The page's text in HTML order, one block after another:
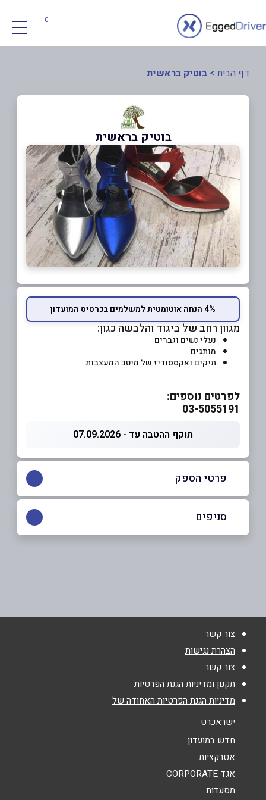
0
דף הבית > בוטיק בראשית
בוטיק בראשית
4% הנחה אוטומטית למשלמים בכרטיס המועדון
מגוון רחב של ביגוד והלבשה כגון:
נעלי נשים וגברים
מותגים
תיקים ואקססוריז של מיטב המעצבות
לפרטים נוספים:
03-5055191
תוקף ההטבה עד - 07.09.2026
פרטי הספק
בפייסבוק
טלפון*
אימייל
אנא חזרו אלי בקשר ל...
הודעה
סניפים
צור קשר
הצהרת נגישות
צור קשר
תקנון ומדיניות הגנת הפרטיות
מדיניות הגנת הפרטיות האחודה של
ישראכרט
חדש במועדון
אטרקציות
אגד CORPORATE
מסעדות